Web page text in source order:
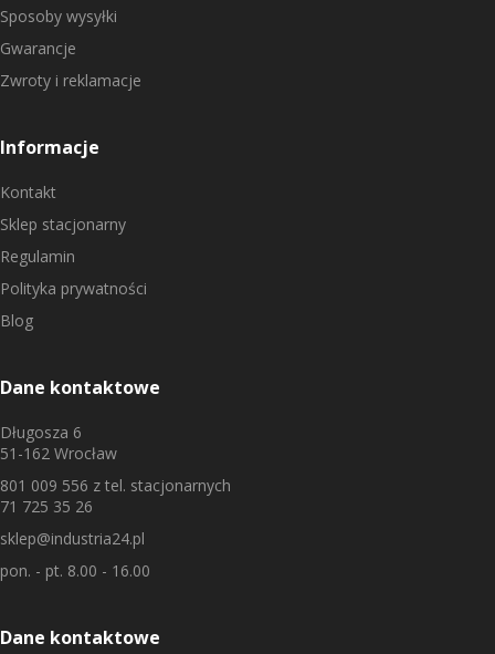
Sposoby wysyłki
Gwarancje
Zwroty i reklamacje
Informacje
Kontakt
Sklep stacjonarny
Regulamin
Polityka prywatności
Blog
Dane kontaktowe
Długosza 6
51-162 Wrocław
801 009 556 z tel. stacjonarnych
71 725 35 26
sklep@industria24.pl
pon. - pt. 8.00 - 16.00
Dane kontaktowe